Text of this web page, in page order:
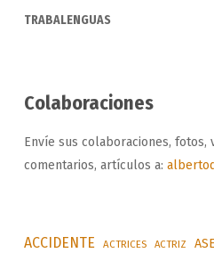
TRABALENGUAS
Colaboraciones
Envíe sus colaboraciones, fotos,
comentarios, artículos a:
ACCIDENTE ACTRICES ACTRIZ